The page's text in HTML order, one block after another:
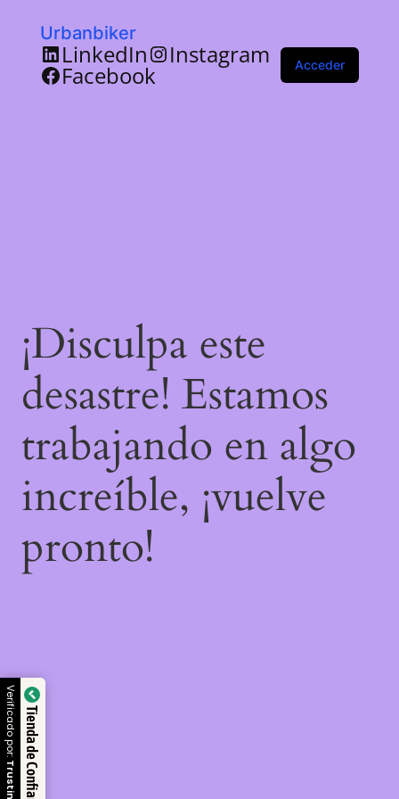
Urbanbiker
LinkedIn Instagram
Facebook Acceder
¡Disculpa este
desastre! Estamos
trabajando en algo
increíble, ¡vuelve
pronto!
Tienda de Confianza
Verificado por: